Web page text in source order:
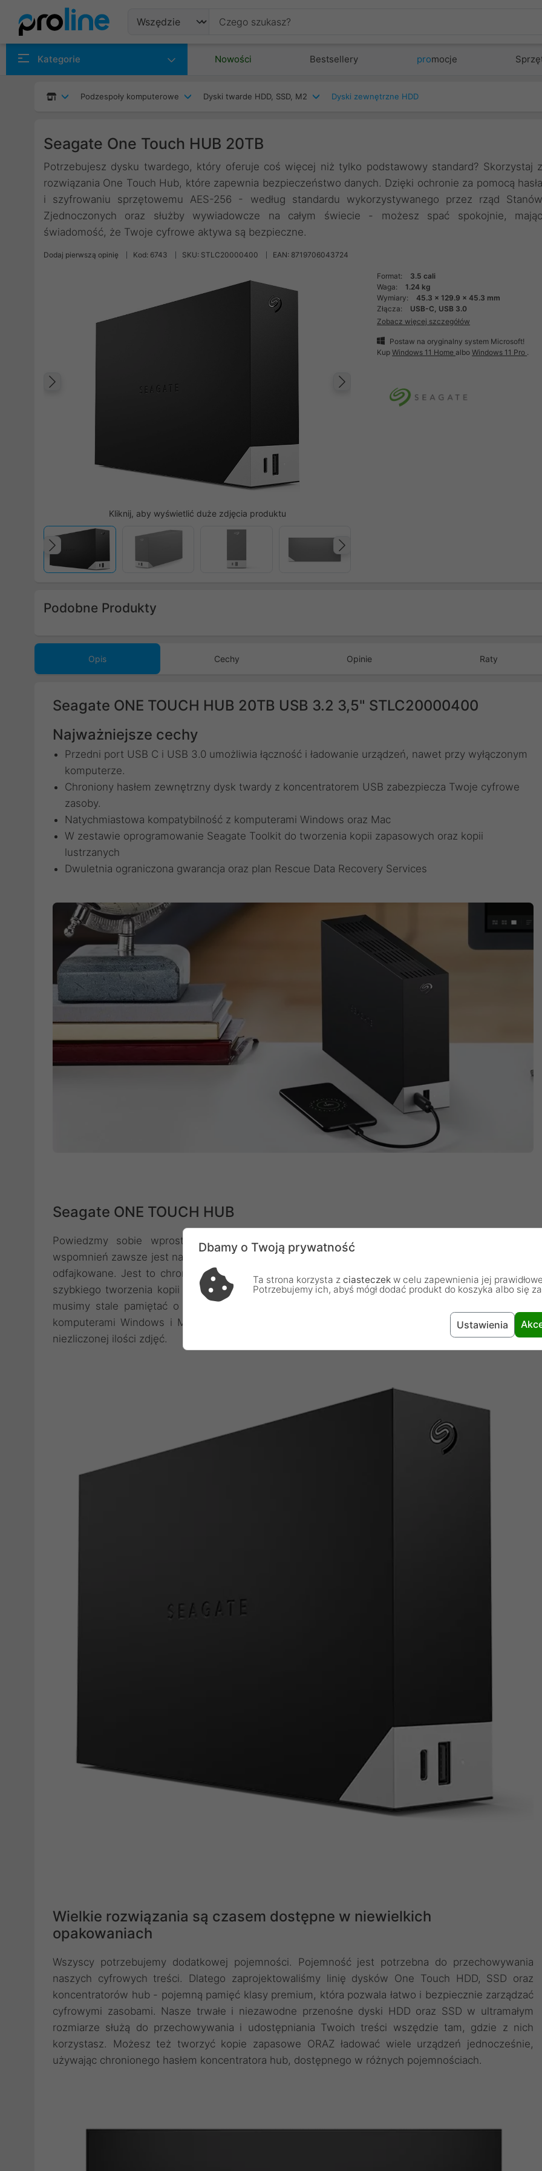
Kategorie Nowości Bestsellery promocje
Podzespoły komputerowe Dyski twarde HDD, SSD, M2 Dyski zewnętrzne HDD
Seagate One Touch HUB 20TB
Potrzebujesz dysku twardego, który oferuje coś więcej niż tylko podstawowy standard? Skorzystaj z
rozwiązania One Touch Hub, które zapewnia bezpieczeństwo danych. Dzięki ochronie za pomocą hasła
i szyfrowaniu sprzętowemu AES-256 - według standardu wykorzystywanego przez rząd Stanów
Zjednoczonych oraz służby wywiadowcze na całym świecie - możesz spać spokojnie, mając
świadomość, że Twoje cyfrowe aktywa są bezpieczne.
Dodaj pierwszą opinię Kod: 6743 SKU: STLC20000400 EAN: 8719706043724
Następny
Poprzedni
Kliknij, aby wyświetlić duże zdjęcia produktu
Poprzedni
Format:
3.5 cali
Waga:
1.24 kg
Wymiary:
45.3 x 129.9 x 45.3 mm
Złącza:
USB-C, USB 3.0
Zobacz więcej szczegółów
Postaw na oryginalny system Microsoft!
KupWindows 11 HomealboWindows 11 Pro .
Podobne Produkty
Opis Cechy Opinie Raty
Seagate ONE TOUCH HUB 20TB USB 3.2 3,5" STLC20000400
Najważniejsze cechy
Przedni port USB C i USB 3.0 umożliwia łączność i ładowanie urządzeń, nawet przy wyłączonym
komputerze.
Chroniony hasłem zewnętrzny dysk twardy z koncentratorem USB zabezpiecza Twoje cyfrowe
zasoby.
Natychmiastowa kompatybilność z komputerami Windows oraz Mac
W zestawie oprogramowanie Seagate Toolkit do tworzenia kopii zapasowych oraz kopii
lustrzanych
Dwuletnia ograniczona gwarancja oraz plan Rescue Data Recovery Services
Seagate ONE TOUCH HUB
Powiedzmy sobie wprost: jesteśmy stale zajęci. A tworzenie kopii zapasowych cyfrowych
wspomnień zawsze jest na liście rzeczy do zrobienia. Korzystając z dysku One Touch Hub, masz to
odfajkowane. Jest to chroniona hasłem pamięć masowa z przednim portem USB-C i USB 3.0 do
szybkiego tworzenia kopii zapasowych plików ORAZ ładowania wielu urządzeń jednocześnie. Nie
musimy stale pamiętać o robieniu kopii zapasowych, mając do dyspozycji dysk kompatybilny z
komputerami Windows i Mac, który zapewnia mirroring plików oraz możliwości przechowywania
niezliczonej ilości zdjęć.
Wielkie rozwiązania są czasem dostępne w niewielkich
opakowaniach
Wszyscy potrzebujemy dodatkowej pojemności. Pojemność jest potrzebna do przechowywania
naszych cyfrowych treści. Dlatego zaprojektowaliśmy linię dysków One Touch HDD, SSD oraz
koncentratorów hub - pojemną pamięć klasy premium, która pozwala łatwo i bezpiecznie zarządzać
cyfrowymi zasobami. Nasze trwałe i niezawodne przenośne dyski HDD oraz SSD w ultramałym
rozmiarze służą do przechowywania i udostępniania Twoich treści wszędzie tam, gdzie z nich
korzystasz. Możesz też tworzyć kopie zapasowe ORAZ ładować wiele urządzeń jednocześnie,
używając chronionego hasłem koncentratora hub, dostępnego w różnych pojemnościach.
Dbamy o Twoją prywatność
Ta strona korzysta z ciasteczek w celu zapewnienia jej
Potrzebujemy ich, abyś mógł dodać produkt do koszyka albo się
Ustawienia